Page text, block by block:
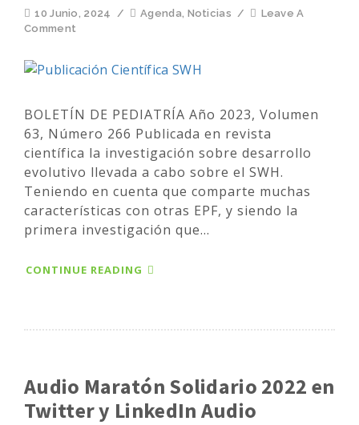
10 Junio, 2024 / Agenda, Noticias /
Leave A
Comment
BOLETÍN DE PEDIATRÍA Año 2023, Volumen
63, Número 266 Publicada en revista
científica la investigación sobre desarrollo
evolutivo llevada a cabo sobre el SWH.
Teniendo en cuenta que comparte muchas
características con otras EPF, y siendo la
primera investigación que...
CONTINUE READING
Audio Maratón Solidario 2022 en
Twitter y LinkedIn Audio